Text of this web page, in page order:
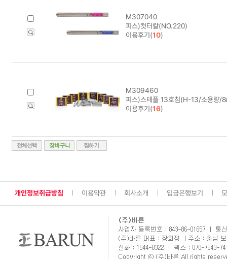
M307040
피스)컷터칼(NO.220)
이용후기(10)
M309460
피스)스테플 13호침(H-13/소용량
이용후기(16)
개인정보취급방침 이용약관 회사소개 입금은행보기